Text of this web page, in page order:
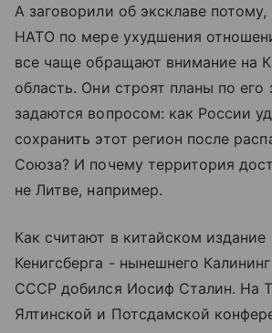
А заговорили об эксклаве
НАТО по мере ухудшения
все чаще обращают внимание на
область. Они строят планы по его
задаются вопросом: как России
сохранить этот регион после
Союза? И почему территория
не Литве, например.
Как считают в китайском издание
Кенигсберга - нынешнего
СССР добился Иосиф Сталин. На
Ялтинской и Потсдамской